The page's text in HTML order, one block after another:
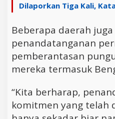
Dilaporkan Tiga Kali,
Beberapa daerah
penandatanganan
pemberantasan
mereka termasuk
“Kita berharap,
komitmen yang telah